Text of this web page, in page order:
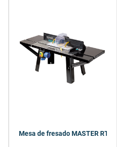
Mesa de fresado MASTER RT